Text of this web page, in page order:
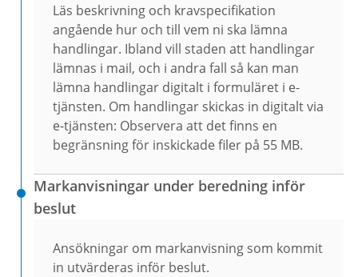
Läs beskrivning och kravspecifikation
angående hur och till vem ni ska lämna
handlingar. Ibland vill staden att handlingar
lämnas i mail, och i andra fall så kan man
lämna handlingar digitalt i formuläret i e-
tjänsten. Om handlingar skickas in digitalt via
e-tjänsten: Observera att det finns en
begränsning för inskickade filer på 55 MB.
Markanvisningar under beredning inför
beslut
Ansökningar om markanvisning som kommit
in utvärderas inför beslut.